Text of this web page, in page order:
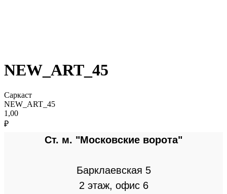
NEW_ART_45
Саркаст
NEW_ART_45
1,00
₽
Ст. м. "Московские ворота"
Барклаевская 5
2 этаж, офис 6